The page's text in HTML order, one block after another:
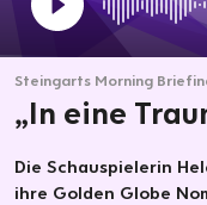
Steingarts Morning
„In eine
Die Schauspielerin
ihre Golden Globe